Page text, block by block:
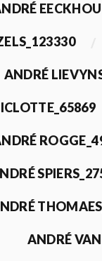
ANDRÉ
ANDRÉ